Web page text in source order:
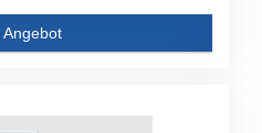
Angebot